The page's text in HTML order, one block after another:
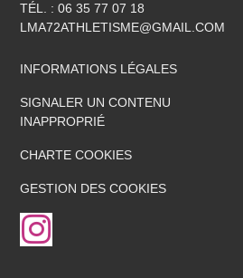
TÉL. : 06 35 77 07 18
LMA72ATHLETISME@GMAIL.COM
INFORMATIONS LÉGALES
SIGNALER UN CONTENU
INAPPROPRIÉ
CHARTE COOKIES
GESTION DES COOKIES